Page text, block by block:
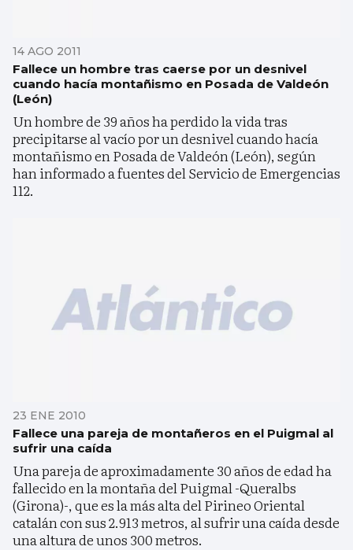
14 AGO 2011
Fallece un hombre tras caerse por un desnivel
cuando hacía montañismo en Posada de Valdeón
(León)
Un hombre de 39 años ha perdido la vida tras
precipitarse al vacío por un desnivel cuando hacía
montañismo en Posada de Valdeón (León), según
han informado a fuentes del Servicio de Emergencias
112.
23 ENE 2010
Fallece una pareja de montañeros en el Puigmal al
sufrir una caída
Una pareja de aproximadamente 30 años de edad ha
fallecido en la montaña del Puigmal -Queralbs
(Girona)-, que es la más alta del Pirineo Oriental
catalán con sus 2.913 metros, al sufrir una caída desde
una altura de unos 300 metros.